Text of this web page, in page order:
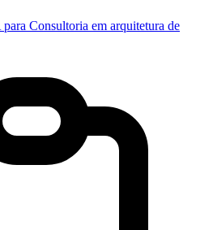
Consultoria em arquitetura de